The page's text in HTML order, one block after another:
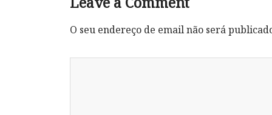
O seu endereço de email não será